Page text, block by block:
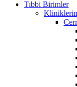
Tıbbi Birimler